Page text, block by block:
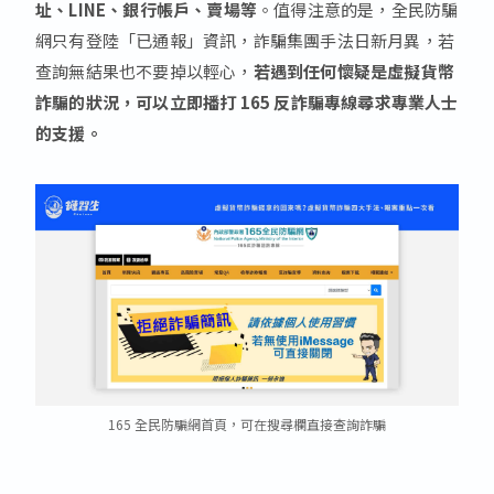
址、LINE、銀行帳戶、賣場等 。值得注意的是，全民防騙
網只有登陸「已通報」資訊，詐騙集團手法日新月異，若
查詢無結果也不要掉以輕心， 若遇到任何懷疑是虛擬貨幣
詐騙的狀況，可以立即播打 165 反詐騙專線尋求專業人士
的支援。
165 全民防騙網首頁，可在搜尋欄直接查詢詐騙